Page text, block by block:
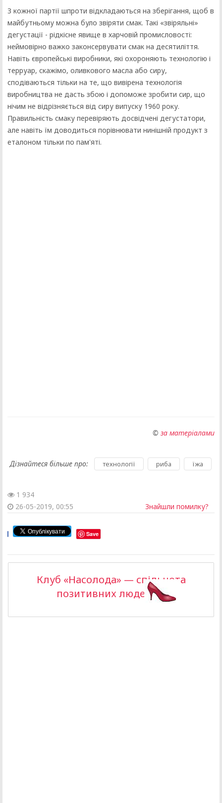
З кожної партії шпроти відкладаються на зберігання, щоб в
майбутньому можна було звіряти смак. Такі «звіряльні»
дегустації - рідкісне явище в харчовій промисловості:
неймовірно важко законсервувати смак на десятиліття.
Навіть європейські виробники, які охороняють технологію і
терруар, скажімо, оливкового масла або сиру,
сподіваються тільки на те, що вивірена технологія
виробництва не дасть збою і допоможе зробити сир, що
нічим не відрізняється від сиру випуску 1960 року.
Правильність смаку перевіряють досвідчені дегустатори,
але навіть їм доводиться порівнювати нинішній продукт з
еталоном тільки по пам'яті.
© за матеріалами
Дізнайтеся більше про: технології риба їжа
1 934
26-05-2019, 00:55
Знайшли помилку?
Save
Клуб «Насолода» — спільнота
позитивних людей >>